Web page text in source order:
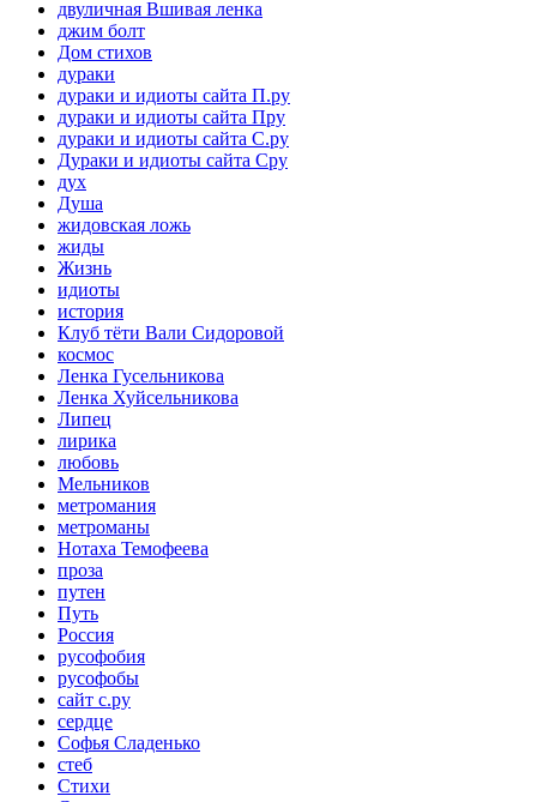
двуличная Вшивая ленка
джим болт
Дом стихов
дураки
дураки и идиоты сайта П.ру
дураки и идиоты сайта Пру
дураки и идиоты сайта С.ру
Дураки и идиоты сайта Сру
дух
Душа
жидовская ложь
жиды
Жизнь
идиоты
история
Клуб тёти Вали Сидоровой
космос
Ленка Гусельникова
Ленка Хуйсельникова
Липец
лирика
любовь
Мельников
метромания
метроманы
Нотаха Темофеева
проза
путен
Путь
Россия
русофобия
русофобы
сайт с.ру
сердце
Софья Сладенько
стеб
Стихи